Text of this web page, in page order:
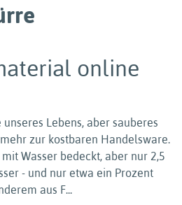
online
Lebens, aber sauberes
zur kostbaren Handelsware.
Wasser bedeckt, aber nur 2,5
- und nur etwa ein Prozent
aus F...